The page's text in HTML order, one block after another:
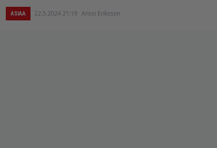
ASIAA 22.5.2024 21:19 Anssi Eriksson